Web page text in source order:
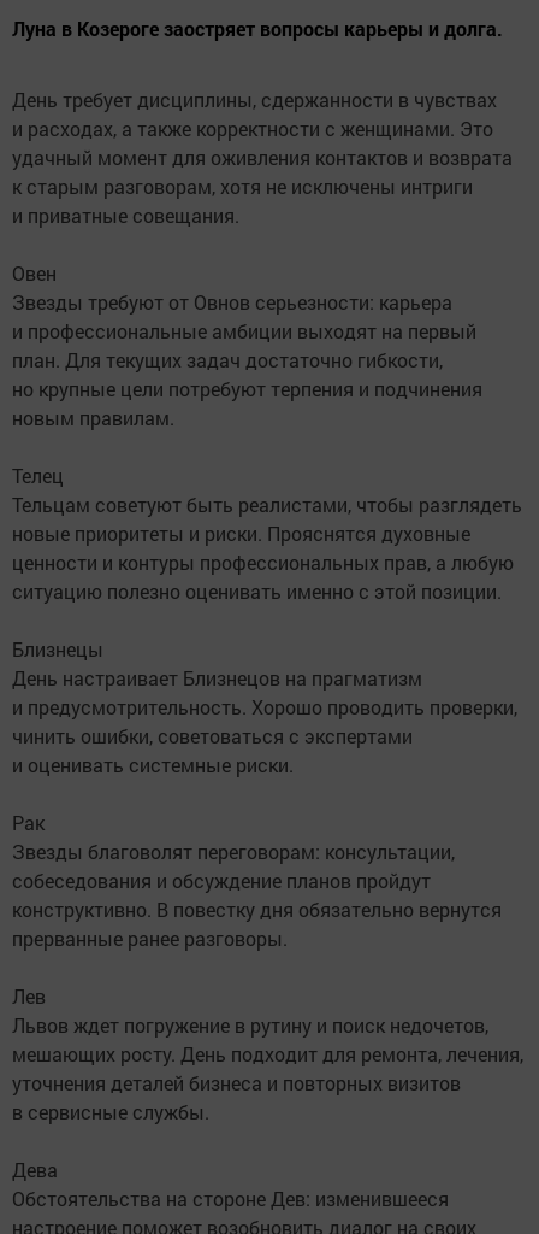
Луна в Козероге заостряет вопросы карьеры и долга.
День требует дисциплины, сдержанности в чувствах
и расходах, а также корректности с женщинами. Это
удачный момент для оживления контактов и возврата
к старым разговорам, хотя не исключены интриги
и приватные совещания.
Овен
Звезды требуют от Овнов серьезности: карьера
и профессиональные амбиции выходят на первый
план. Для текущих задач достаточно гибкости,
но крупные цели потребуют терпения и подчинения
новым правилам.
Телец
Тельцам советуют быть реалистами, чтобы разглядеть
новые приоритеты и риски. Прояснятся духовные
ценности и контуры профессиональных прав, а любую
ситуацию полезно оценивать именно с этой позиции.
Близнецы
День настраивает Близнецов на прагматизм
и предусмотрительность. Хорошо проводить проверки,
чинить ошибки, советоваться с экспертами
и оценивать системные риски.
Рак
Звезды благоволят переговорам: консультации,
собеседования и обсуждение планов пройдут
конструктивно. В повестку дня обязательно вернутся
прерванные ранее разговоры.
Лев
Львов ждет погружение в рутину и поиск недочетов,
мешающих росту. День подходит для ремонта, лечения,
уточнения деталей бизнеса и повторных визитов
в сервисные службы.
Дева
Обстоятельства на стороне Дев: изменившееся
настроение поможет возобновить диалог на своих